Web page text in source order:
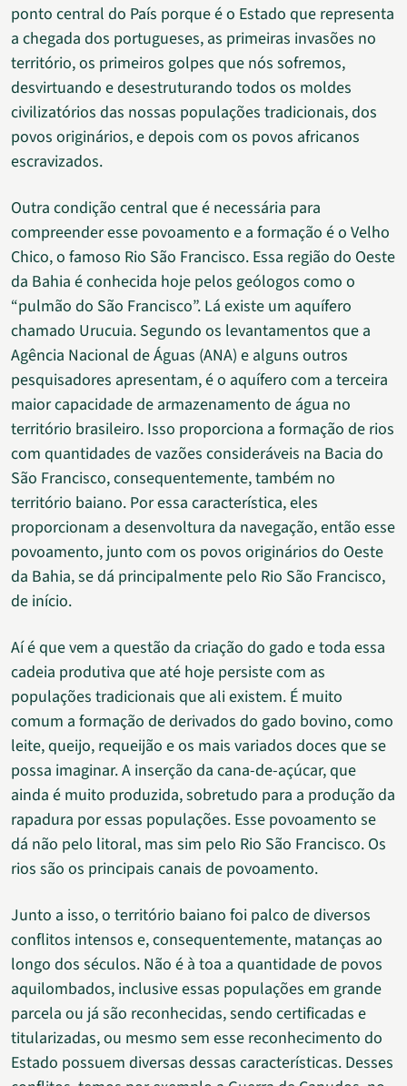
ponto central do País porque é o Estado que representa
a chegada dos portugueses, as primeiras invasões no
território, os primeiros golpes que nós sofremos,
desvirtuando e desestruturando todos os moldes
civilizatórios das nossas populações tradicionais, dos
povos originários, e depois com os povos africanos
escravizados.
Outra condição central que é necessária para
compreender esse povoamento e a formação é o Velho
Chico, o famoso Rio São Francisco. Essa região do Oeste
da Bahia é conhecida hoje pelos geólogos como o
“pulmão do São Francisco”. Lá existe um aquífero
chamado Urucuia. Segundo os levantamentos que a
Agência Nacional de Águas (ANA) e alguns outros
pesquisadores apresentam, é o aquífero com a terceira
maior capacidade de armazenamento de água no
território brasileiro. Isso proporciona a formação de rios
com quantidades de vazões consideráveis na Bacia do
São Francisco, consequentemente, também no
território baiano. Por essa característica, eles
proporcionam a desenvoltura da navegação, então esse
povoamento, junto com os povos originários do Oeste
da Bahia, se dá principalmente pelo Rio São Francisco,
de início.
Aí é que vem a questão da criação do gado e toda essa
cadeia produtiva que até hoje persiste com as
populações tradicionais que ali existem. É muito
comum a formação de derivados do gado bovino, como
leite, queijo, requeijão e os mais variados doces que se
possa imaginar. A inserção da cana-de-açúcar, que
ainda é muito produzida, sobretudo para a produção da
rapadura por essas populações. Esse povoamento se
dá não pelo litoral, mas sim pelo Rio São Francisco. Os
rios são os principais canais de povoamento.
Junto a isso, o território baiano foi palco de diversos
conflitos intensos e, consequentemente, matanças ao
longo dos séculos. Não é à toa a quantidade de povos
aquilombados, inclusive essas populações em grande
parcela ou já são reconhecidas, sendo certificadas e
titularizadas, ou mesmo sem esse reconhecimento do
Estado possuem diversas dessas características. Desses